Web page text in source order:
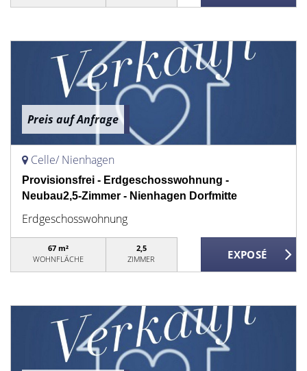
Preis auf Anfrage
Celle/ Nienhagen
Provisionsfrei - Erdgeschosswohnung -
Neubau2,5-Zimmer - Nienhagen Dorfmitte
Erdgeschosswohnung
67 m²
WOHNFLÄCHE
2,5
ZIMMER